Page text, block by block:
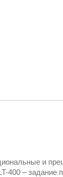
и
400 – задание